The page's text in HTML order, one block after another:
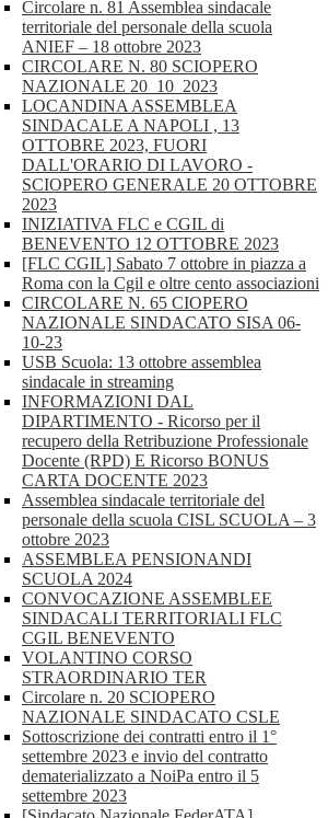
Circolare n. 81 Assemblea sindacale
territoriale del personale della scuola
ANIEF – 18 ottobre 2023
CIRCOLARE N. 80 SCIOPERO
NAZIONALE 20_10_2023
LOCANDINA ASSEMBLEA
SINDACALE A NAPOLI , 13
OTTOBRE 2023, FUORI
DALL'ORARIO DI LAVORO -
SCIOPERO GENERALE 20 OTTOBRE
2023
INIZIATIVA FLC e CGIL di
BENEVENTO 12 OTTOBRE 2023
[FLC CGIL] Sabato 7 ottobre in piazza a
Roma con la Cgil e oltre cento associazioni
CIRCOLARE N. 65 CIOPERO
NAZIONALE SINDACATO SISA 06-
10-23
USB Scuola: 13 ottobre assemblea
sindacale in streaming
INFORMAZIONI DAL
DIPARTIMENTO - Ricorso per il
recupero della Retribuzione Professionale
Docente (RPD) E Ricorso BONUS
CARTA DOCENTE 2023
Assemblea sindacale territoriale del
personale della scuola CISL SCUOLA – 3
ottobre 2023
ASSEMBLEA PENSIONANDI
SCUOLA 2024
CONVOCAZIONE ASSEMBLEE
SINDACALI TERRITORIALI FLC
CGIL BENEVENTO
VOLANTINO CORSO
STRAORDINARIO TER
Circolare n. 20 SCIOPERO
NAZIONALE SINDACATO CSLE
Sottoscrizione dei contratti entro il 1°
settembre 2023 e invio del contratto
dematerializzato a NoiPa entro il 5
settembre 2023